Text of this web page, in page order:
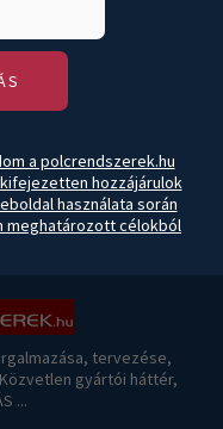
a polcrendszerek.hu
hozzájárulok
használata során
meghatározott célokból
tervezése,
gyártói háttér,
...